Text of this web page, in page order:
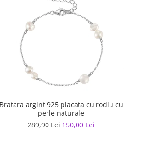
Bratara argint 925 placata cu rodiu cu
perle naturale
289,90 Lei 150,00 Lei